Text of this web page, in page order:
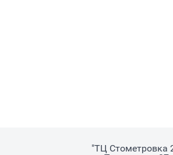
"ТЦ Стометровка